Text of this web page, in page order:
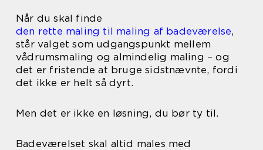
Når du skal finde
den rette maling til maling af badeværelse,
står valget som udgangspunkt mellem
vådrumsmaling og almindelig maling – og
det er fristende at bruge sidstnævnte, fordi
det ikke er helt så dyrt.
Men det er ikke en løsning, du bør ty til.
Badeværelset skal altid males med